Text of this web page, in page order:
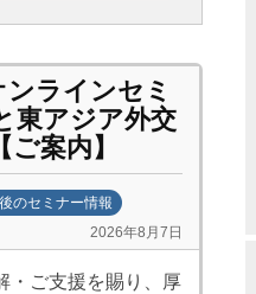
ラインセミ
東アジア外交
【ご案内】
のセミナー情報
2026年8月7日
・ご支援を賜り、厚